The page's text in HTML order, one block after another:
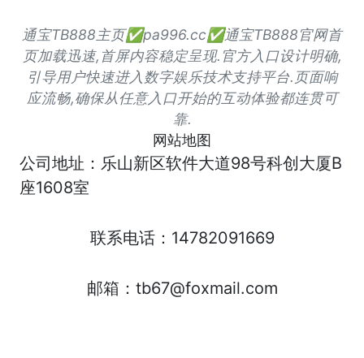
通宝TB888主页✅pa996.cc✅通宝TB888官网首
页加载迅速,首屏内容稳定呈现.官方入口设计明确,
引导用户快速进入数字娱乐技术支持平台.页面响
应流畅,确保从任意入口开始的互动体验都连贯可
靠.
网站地图
公司地址：乐山新区软件大道98号科创大厦B
座1608室
联系电话：14782091669
邮箱：tb67@foxmail.com